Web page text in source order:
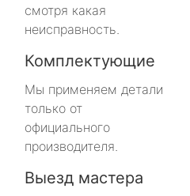
смотря какая
неисправность.
Комплектующие
Мы применяем детали
только от
официального
производителя.
Выезд мастера